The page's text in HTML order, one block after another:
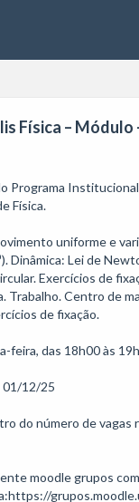
Física – Módulo
Programa
Física.
uniforme e
Dinâmica: Lei de
Exercícios de
Trabalho. Centro de
de fixação.
feira, das 18h00 às
01/12/25
do número de vagas
moodle grupos